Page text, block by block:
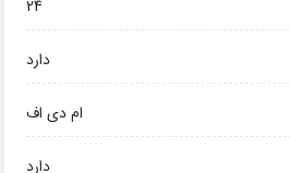
24
دارد
ام دی اف
دارد